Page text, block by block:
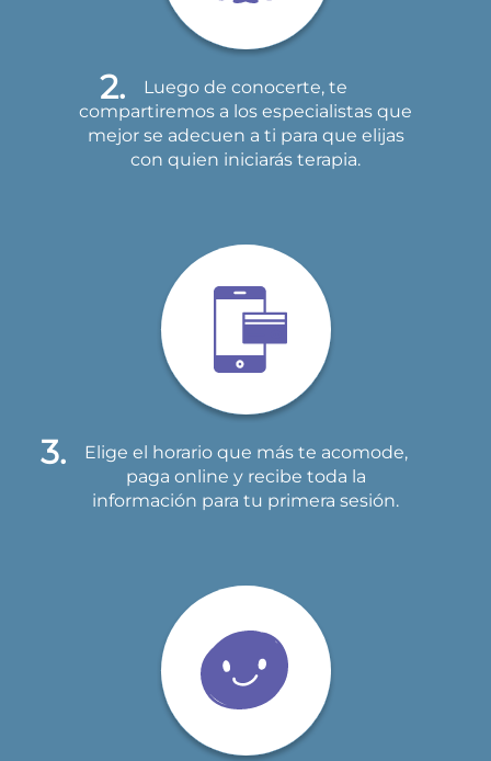
Luego de conocerte, te
compartiremos a los especialistas que
mejor se adecuen a ti para que elijas
con quien iniciarás terapia.
Elige el horario que más te acomode,
paga online y recibe toda la
información para tu primera sesión.